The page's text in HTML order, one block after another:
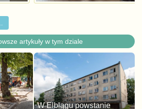
artykuły w tym dziale
W Elblągu powstanie